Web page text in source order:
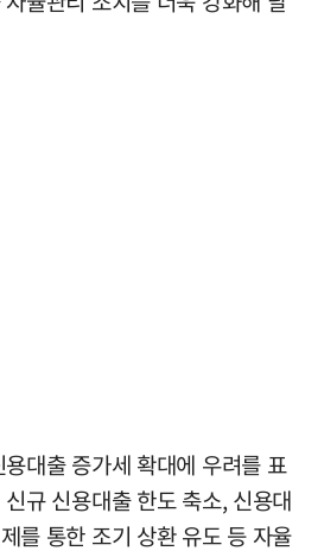
대출 증가세 확대에 우려를 표
규 신용대출 한도 축소, 신용대
를 통한 조기 상환 유도 등 자율